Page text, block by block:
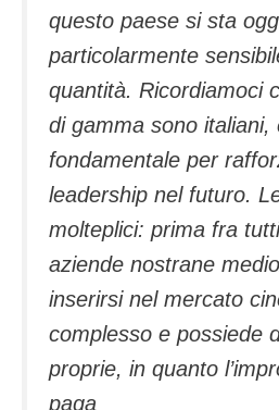
questo paese si sta
particolarmente
quantità. Ricordiamoci
di gamma sono italiani,
fondamentale per
leadership nel futuro.
molteplici: prima fra
aziende nostrane
inserirsi nel mercato
complesso e possiede
proprie, in quanto
paga